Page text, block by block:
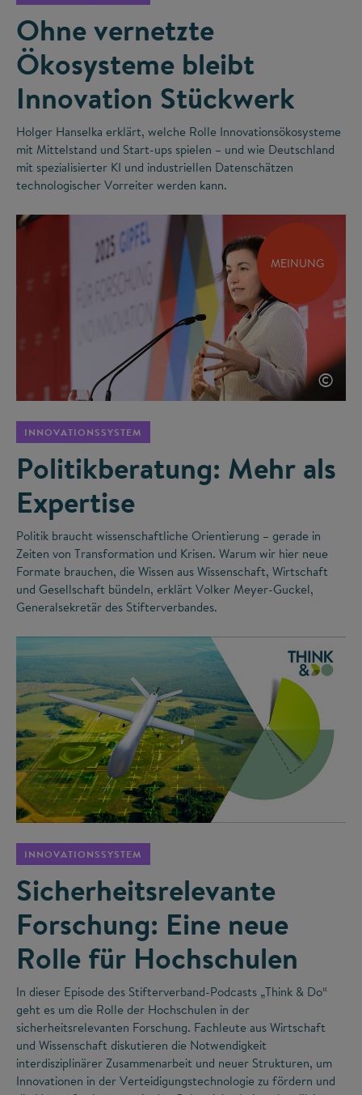
Ohne vernetzte
Ökosysteme bleibt
Innovation Stückwerk
Holger Hanselka erklärt, welche Rolle Innovationsökosysteme
mit Mittelstand und Start-ups spielen – und wie Deutschland
mit spezialisierter KI und industriellen Datenschätzen
technologischer Vorreiter werden kann.
MEINUNG
©
INNOVATIONSSYSTEM
Politikberatung: Mehr als
Expertise
Politik braucht wissenschaftliche Orientierung – gerade in
Zeiten von Transformation und Krisen. Warum wir hier neue
Formate brauchen, die Wissen aus Wissenschaft, Wirtschaft
und Gesellschaft bündeln, erklärt Volker Meyer-Guckel,
Generalsekretär des Stifterverbandes.
INNOVATIONSSYSTEM
Sicherheitsrelevante
Forschung: Eine neue
Rolle für Hochschulen
In dieser Episode des Stifterverband-Podcasts „Think & Do“
geht es um die Rolle der Hochschulen in der
sicherheitsrelevanten Forschung. Fachleute aus Wirtschaft
und Wissenschaft diskutieren die Notwendigkeit
interdisziplinärer Zusammenarbeit und neuer Strukturen, um
Innovationen in der Verteidigungstechnologie zu fördern und